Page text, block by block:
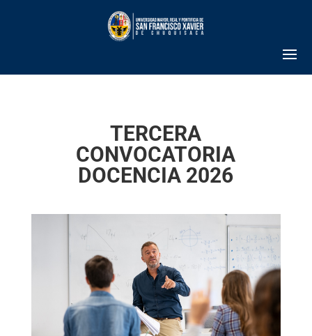
TERCERA
CONVOCATORIA
DOCENCIA 2026